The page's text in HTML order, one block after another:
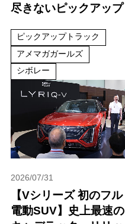
尽きないピックアップ
ピックアップトラック
アメマガガールズ
シボレー
2026/07/31
【Vシリーズ 初のフル
電動SUV】史上最速の